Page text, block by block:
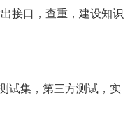
接口，查重，建设知识
试集，第三方测试，实